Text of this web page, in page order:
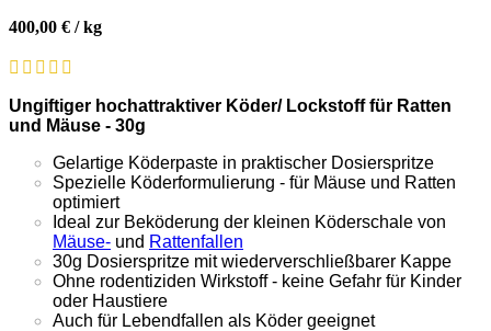
400,00 € /kg
Ungiftiger hochattraktiver Köder/ Lockstoff für Ratten
und Mäuse - 30g
Gelartige Köderpaste in praktischer Dosierspritze
Spezielle Köderformulierung - für Mäuse und Ratten
optimiert
Ideal zur Beköderung der kleinen Köderschale von
Mäuse- und Rattenfallen
30g Dosierspritze mit wiederverschließbarer Kappe
Ohne rodentiziden Wirkstoff - keine Gefahr für Kinder
oder Haustiere
Auch für Lebendfallen als Köder geeignet